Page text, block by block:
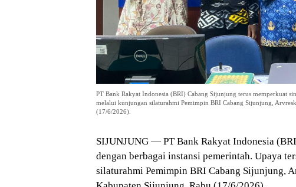
PT Bank Rakyat Indonesia (BRI) Cabang Sijunjung terus memperkuat
melalui kunjungan silaturahmi Pemimpin BRI Cabang Sijunjung,
(17/6/2026).
SIJUNJUNG — PT Bank Rakyat Indonesia
dengan berbagai instansi pemerintah. Upaya
silaturahmi Pemimpin BRI Cabang Sijunjung,